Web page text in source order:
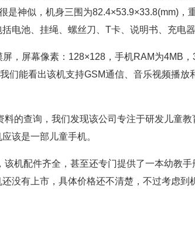
是神似，机身三围为82.4×53.9×33.8(mm)，
电池、挂绳、螺丝刀、T卡、说明书、充电
，屏幕像素：128×128，手机RAM为4MB
们能看出该机支持GSM通信、音乐视频播放
料的查询，我们发现该公司专注于研发儿童
该是一部儿童手机。
机配件齐全，甚至还专门提供了一本幼教
没有上市，具体价格还不清楚，不过考虑到